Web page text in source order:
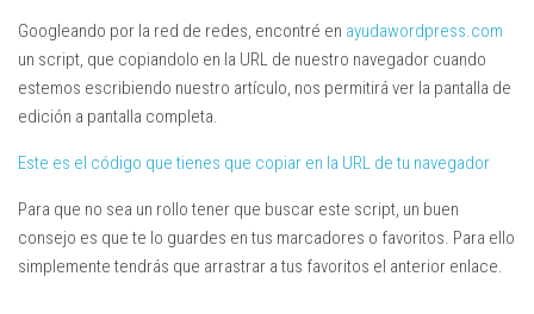
Googleando por la red de redes, encontré en ayudawordpress.com
un script, que copiandolo en la URL de nuestro navegador cuando
estemos escribiendo nuestro artículo, nos permitirá ver la pantalla de
edición a pantalla completa.
Este es el código que tienes que copiar en la URL de tu navegador
Para que no sea un rollo tener que buscar este script, un buen
consejo es que te lo guardes en tus marcadores o favoritos. Para ello
simplemente tendrás que arrastrar a tus favoritos el anterior enlace.